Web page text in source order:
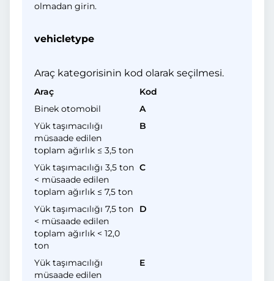
olmadan girin.
vehicletype
Araç kategorisinin kod olarak seçilmesi.
Araç
Kod
Binek otomobil
A
Yük taşımacılığı
müsaade edilen
toplam ağırlık ≤ 3,5 ton
B
Yük taşımacılığı 3,5 ton
< müsaade edilen
toplam ağırlık ≤ 7,5 ton
C
Yük taşımacılığı 7,5 ton
< müsaade edilen
toplam ağırlık < 12,0
ton
D
Yük taşımacılığı
müsaade edilen
E